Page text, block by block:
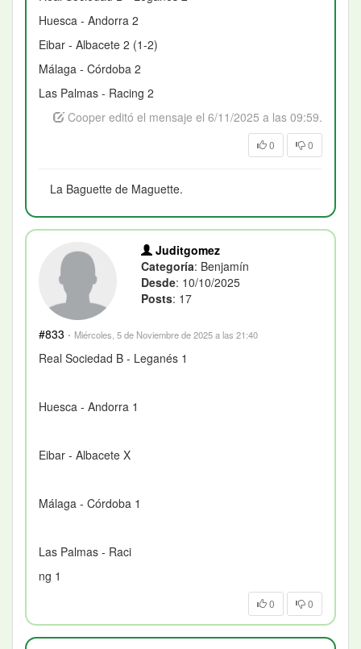
Huesca - Andorra 2
Eibar - Albacete 2 (1-2)
Málaga - Córdoba 2
Las Palmas - Racing 2
Cooper editó el mensaje el 6/11/2025 a las 09:59.
0 0
La Baguette de Maguette.
Juditgomez
Categoría: Benjamín
Desde: 10/10/2025
Posts: 17
#833 · Miércoles, 5 de Noviembre de 2025 a las 21:40
Real Sociedad B - Leganés 1
Huesca - Andorra 1
Eibar - Albacete X
Málaga - Córdoba 1
Las Palmas - Raci
ng 1
0 0